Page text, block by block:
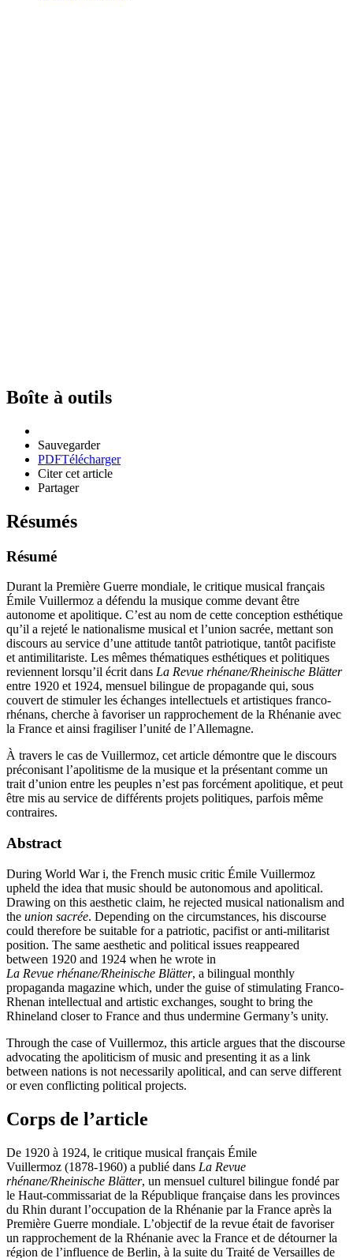
Boîte à outils
Sauvegarder
PDFTélécharger
Citer cet article
Partager
Résumés
Résumé
Durant la Première Guerre mondiale, le critique musical français
Émile Vuillermoz a défendu la musique comme devant être
autonome et apolitique. C’est au nom de cette conception esthétique
qu’il a rejeté le nationalisme musical et l’union sacrée, mettant son
discours au service d’une attitude tantôt patriotique, tantôt pacifiste
et antimilitariste. Les mêmes thématiques esthétiques et politiques
reviennent lorsqu’il écrit dans La Revue rhénane/Rheinische Blätter
entre 1920 et 1924, mensuel bilingue de propagande qui, sous
couvert de stimuler les échanges intellectuels et artistiques franco-
rhénans, cherche à favoriser un rapprochement de la Rhénanie avec
la France et ainsi fragiliser l’unité de l’Allemagne.
À travers le cas de Vuillermoz, cet article démontre que le discours
préconisant l’apolitisme de la musique et la présentant comme un
trait d’union entre les peuples n’est pas forcément apolitique, et peut
être mis au service de différents projets politiques, parfois même
contraires.
Abstract
During World Wari, the French music critic Émile Vuillermoz
upheld the idea that music should be autonomous and apolitical.
Drawing on this aesthetic claim, he rejected musical nationalism and
the union sacrée. Depending on the circumstances, his discourse
could therefore be suitable for a patriotic, pacifist or anti-militarist
position. The same aesthetic and political issues reappeared
between 1920 and 1924 when he wrote in
La Revue rhénane/Rheinische Blätter, a bilingual monthly
propaganda magazine which, under the guise of stimulating Franco-
Rhenan intellectual and artistic exchanges, sought to bring the
Rhineland closer to France and thus undermine Germany’s unity.
Through the case of Vuillermoz, this article argues that the discourse
advocating the apoliticism of music and presenting it as a link
between nations is not necessarily apolitical, and can serve different
or even conflicting political projects.
Corps de l’article
De 1920 à 1924, le critique musical français Émile
Vuillermoz (1878-1960) a publié dans La Revue
rhénane/Rheinische Blätter, un mensuel culturel bilingue fondé par
le Haut-commissariat de la République française dans les provinces
du Rhin durant l’occupation de la Rhénanie par la France après la
Première Guerre mondiale. L’objectif de la revue était de favoriser
un rapprochement de la Rhénanie avec la France et de détourner la
région de l’influence de Berlin, à la suite du Traité de Versailles de